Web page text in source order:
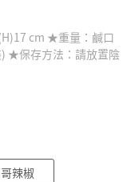
cm ★重量：鹹口
★保存方法：請放置陰
辣椒